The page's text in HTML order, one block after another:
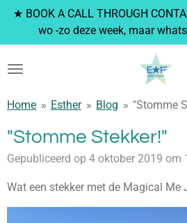
Ga
naar
de
★ BOOK A CALL THROUGH
wo -zo deze week, maar
Home » Esther » Blog » "Stomme
"Stomme Stekker!"
Gepubliceerd op 4 oktober 2019 om
Wat een stekker met de Magical Me